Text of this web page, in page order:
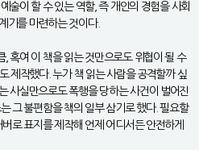
술이 할 수 있는 역할, 즉 개인의 경험을 사회
기를 마련하는 것이다.
혹여 이 책을 읽는 것만으로도 위협이 될 수
제작했다. 누가 책 읽는 사람을 공격할까 싶
사실만으로도 폭행을 당하는 사건이 벌어진
그 불편함을 책의 일부 삼기로 했다. 필요할
로 표지를 제작해 언제 어디서든 안전하게